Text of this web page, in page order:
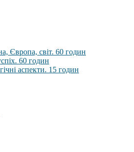
Європа, світ. 60 годин
60 годин
аспекти. 15 годин